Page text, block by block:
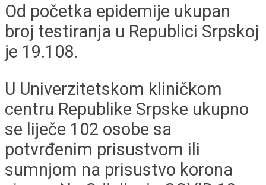
Od početka epidemije ukupan
broj testiranja u Republici Srpskoj
je 19.108.
U Univerzitetskom kliničkom
centru Republike Srpske ukupno
se liječe 102 osobe sa
potvrđenim prisustvom ili
sumnjom na prisustvo korona